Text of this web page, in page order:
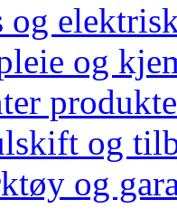
og
og
og
og